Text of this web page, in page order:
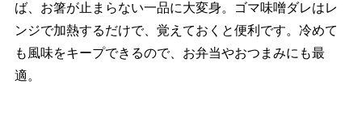
ば、お箸が止まらない一品に大変身。ゴマ味噌ダレはレ
ンジで加熱するだけで、覚えておくと便利です。冷めて
も風味をキープできるので、お弁当やおつまみにも最
適。